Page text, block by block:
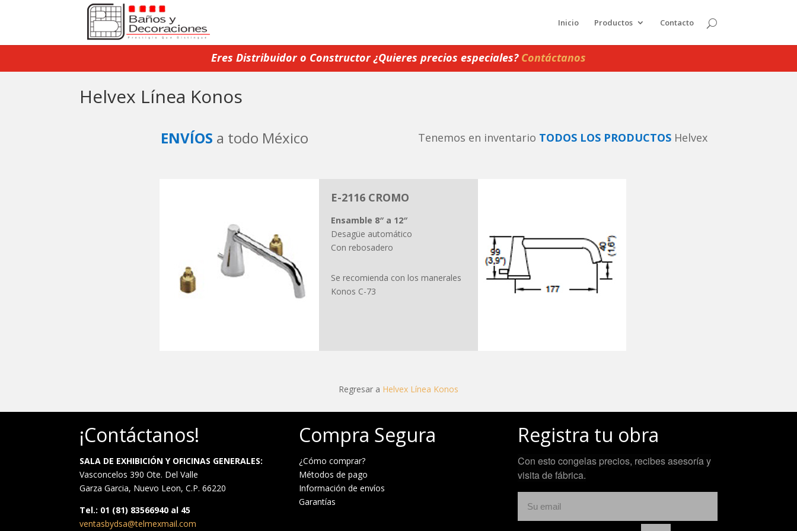
Inicio Productos Contacto
Eres Distribuidor o Constructor ¿Quieres precios especiales? Contáctanos
Helvex Línea Konos
ENVÍOS a todo México Tenemos en inventario TODOS LOS PRODUCTOSHelvex
E-2116 CROMO
Ensamble 8″ a 12″
Desagüe automático
Con rebosadero
Se recomienda con los manerales
Konos C-73
Regresar a Helvex Línea Konos
¡Contáctanos!
SALA DE EXHIBICIÓN Y OFICINAS GENERALES:
Vasconcelos 390 Ote. Del Valle
Garza Garcia, Nuevo Leon, C.P. 66220
Tel.: 01 (81) 83566940 al 45
ventasbydsa@telmexmail.com
Compra Segura
¿Cómo comprar?
Métodos de pago
Información de envíos
Garantías
Registra tu obra
Con esto congelas precios, recibes asesoría y
visita de fábrica.